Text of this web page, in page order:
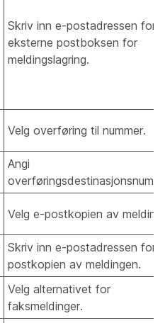
Skriv inn e-postadressen for
eksterne postboksen for
meldingslagring.
Velg overføring til nummer.
Angi
Velg e-postkopien av
Skriv inn e-postadressen for
postkopien av meldingen.
Velg alternativet for
faksmeldinger.